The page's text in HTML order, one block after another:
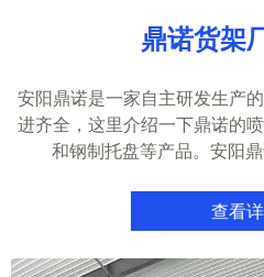
鼎诺货架
安阳鼎诺是一家自主研发生产
进齐全，这里介绍一下鼎诺的
和钢制托盘等产品。安阳
查看